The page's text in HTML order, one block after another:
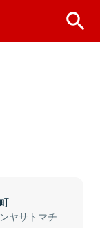
ヤサトマチ